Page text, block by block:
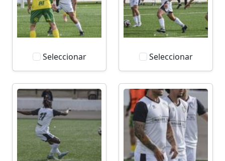
Seleccionar Seleccionar